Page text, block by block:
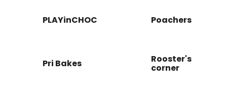
PLAYinCHOC Poachers
Pri Bakes Rooster's
corner